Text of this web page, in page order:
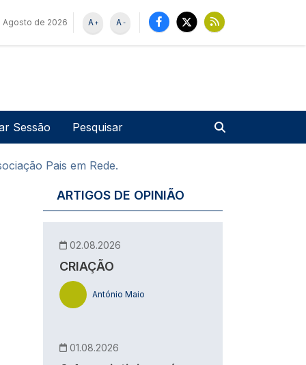
Agosto de 2026 -
A
+
A
de utilizador
Sessão
Pais em Rede.
ARTIGOS DE OPINIÃO
02.08.2026
CRIAÇÃO
António Maio
01.08.2026